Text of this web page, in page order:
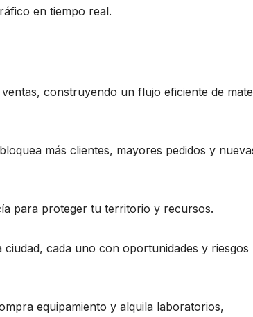
en tiempo real.
construyendo un flujo eficiente de
más clientes, mayores pedidos y
para proteger tu territorio y recursos.
cada uno con oportunidades y riesgos
equipamiento y alquila laboratorios,